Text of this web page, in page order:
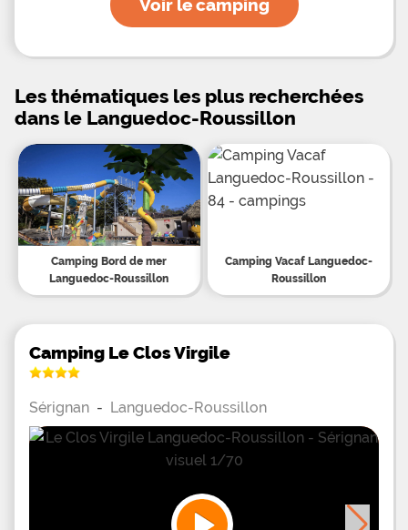
Voir le camping
Les thématiques les plus recherchées
dans le Languedoc-Roussillon
Camping Bord de mer
Languedoc-Roussillon
Camping Vacaf Languedoc-
Roussillon
Camping Le Clos Virgile
Sérignan - Languedoc-Roussillon